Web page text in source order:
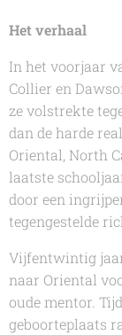
Het verhaal
In het voorjaar
Collier en
ze volstrekte
dan de harde
Oriental, North
laatste
door een
tegengestelde
Vijfentwintig
naar Oriental
oude mentor.
geboorteplaats